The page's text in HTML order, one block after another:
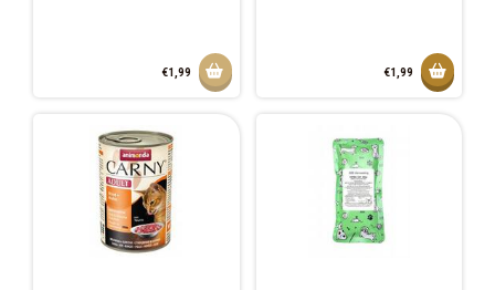
€1,99 Aan winkelmandje toevoegen
€1,99